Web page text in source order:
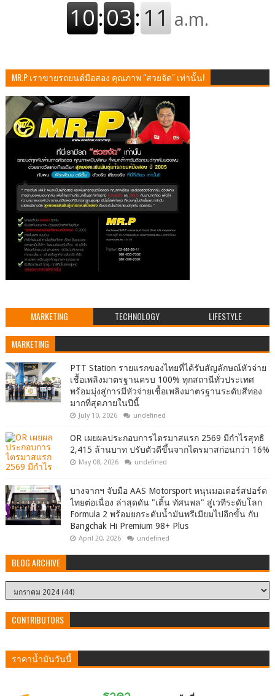
MR.P เราขายรถยนต์มือสอง คุณภาพ "สวยจัด" เท่านั้น!
MARKETING TECHNOLOGY LIFESTYLE
MARKETING
PTT Station รายแรกของไทยที่ได้รับสัญลักษณ์หัวจ่าย
เชื้อเพลิงมาตรฐานครบ 100% ทุกสถานีทั่วประเทศ
พร้อมมุ่งสู่การมีหัวจ่ายเชื้อเพลิงมาตรฐานระดับสีทอง
มากที่สุดภายในปีนี้
July 10, 2026 undefined
OR เผยผลประกอบการไตรมาสแรก 2569 มีกำไรสุทธิ
2,415 ล้านบาท ปรับตัวดีขึ้นจากไตรมาสก่อนกว่า 16%
May 08, 2026 undefined
บางจากฯ จับมือ AAS Motorsport หนุนมอเตอร์สปอร์ต
ไทยต่อเนื่อง ล่าสุดดัน "เติ้น ทัศนพล" สู่เวทีระดับโลก
Formula 2 พร้อมยกระดับน้ำมันพรีเมียมไปอีกขั้น กับ
Bangchak Hi Premium 98+ Plus
April 20, 2026 undefined
BLOG ARCHIVE
CONTRIBUTORS
ราคาน้ำมันวันนี้